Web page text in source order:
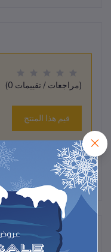
(0 مراجعات / تقييمات)
قيم هذا المنتج
لم تكن هناك تقييمات لهذا المنتج حتى الآن.